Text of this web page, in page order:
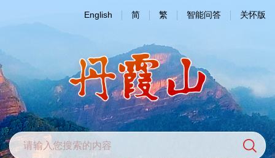
English 简 繁 智能问答 关怀版